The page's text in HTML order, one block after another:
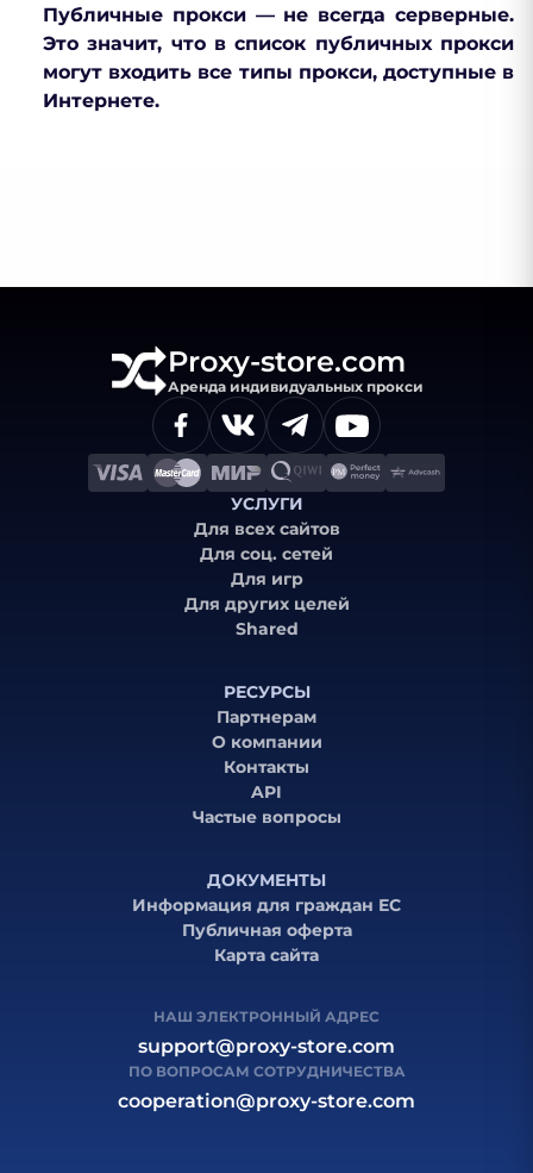
Публичные прокси — не всегда серверные.
Это значит, что в список публичных прокси
могут входить все типы прокси, доступные в
Интернете.
Proxy-store.com
Аренда индивидуальных прокси
УСЛУГИ
Для всех сайтов
Для соц. сетей
Для игр
Для других целей
Shared
РЕСУРСЫ
Партнерам
О компании
Контакты
API
Частые вопросы
ДОКУМЕНТЫ
Информация для граждан ЕС
Публичная оферта
Карта сайта
НАШ ЭЛЕКТРОННЫЙ АДРЕС
support@proxy-store.com
ПО ВОПРОСАМ СОТРУДНИЧЕСТВА
cooperation@proxy-store.com